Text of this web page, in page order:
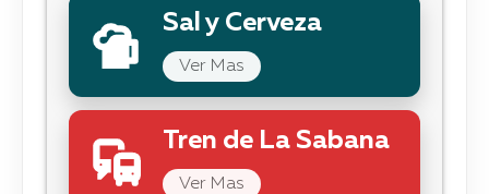
Sal y Cerveza
Ver Mas
Tren de La Sabana
Ver Mas